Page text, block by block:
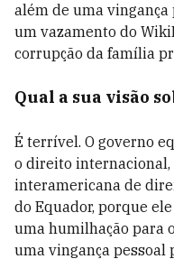
além de uma vingança
um vazamento do
corrupção da família
Qual a sua visão
É terrível. O governo
o direito internacional,
interamericana de
do Equador, porque
uma humilhação para
uma vingança pessoal